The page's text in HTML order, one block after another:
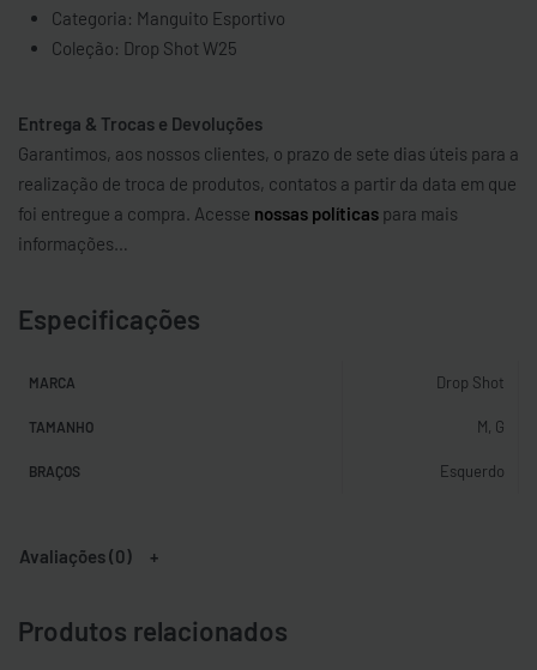
Categoria: Manguito Esportivo
Coleção: Drop Shot W25
Entrega & Trocas e Devoluções
Garantimos, aos nossos clientes, o prazo de sete dias úteis para a
realização de troca de produtos, contatos a partir da data em que
foi entregue a compra. Acesse nossas políticas para mais
informações…
Especificações
MARCA Drop Shot
TAMANHO M, G
BRAÇOS Esquerdo
Avaliações (0)
Produtos relacionados